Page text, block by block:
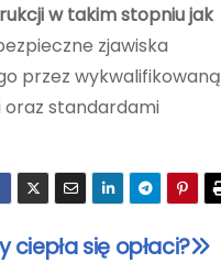
w takim stopniu jak
zjawiska
przez wykwalifikowaną
oraz standardami
się opłaci?